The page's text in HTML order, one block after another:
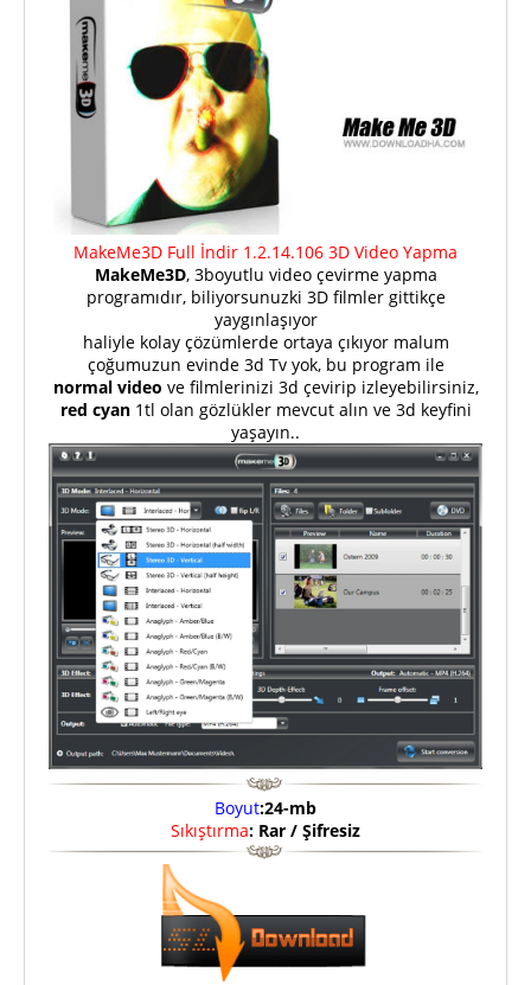
MakeMe3D Full İndir 1.2.14.106 3D Video Yapma
MakeMe3D, 3boyutlu video çevirme yapma
programıdır, biliyorsunuzki 3D filmler gittikçe
yaygınlaşıyor
haliyle kolay çözümlerde ortaya çıkıyor malum
çoğumuzun evinde 3d Tv yok, bu program ile
normal video ve filmlerinizi 3d çevirip izleyebilirsiniz,
red cyan1tl olan gözlükler mevcut alın ve 3d keyfini
yaşayın..
Boyut:24-mb
Sıkıştırma: Rar / Şifresiz